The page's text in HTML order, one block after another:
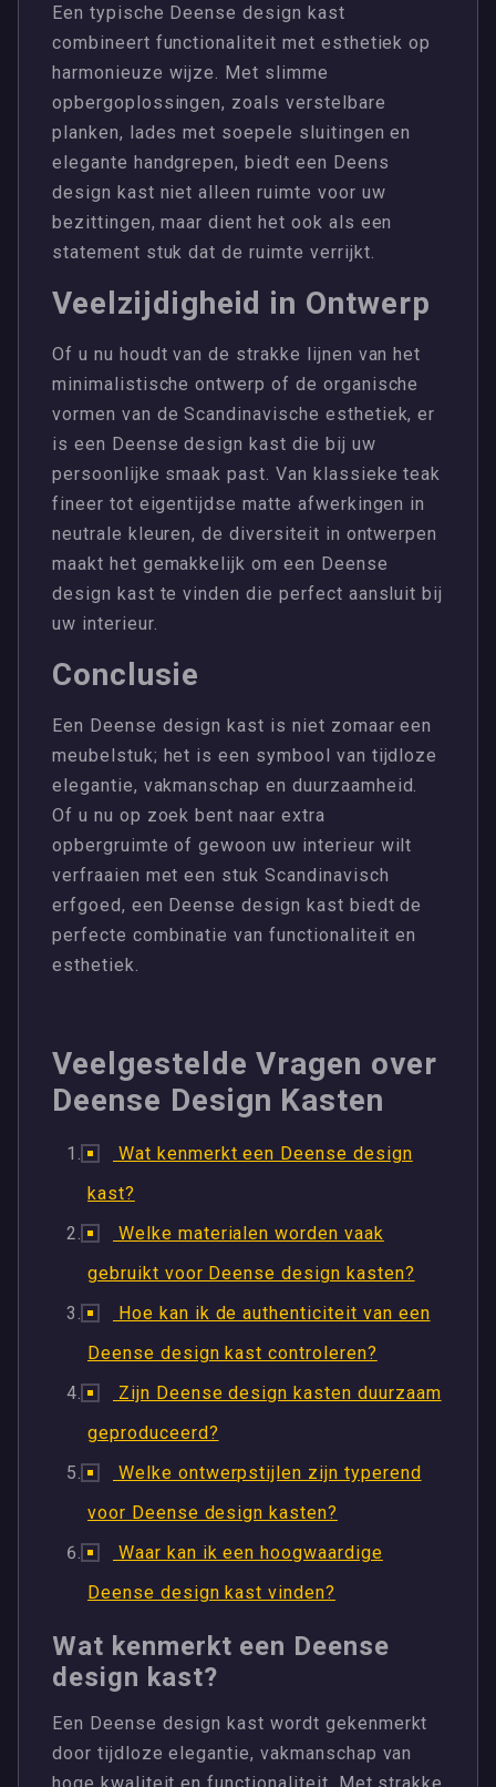
Een typische Deense design kast
combineert functionaliteit met esthetiek op
harmonieuze wijze. Met slimme
opbergoplossingen, zoals verstelbare
planken, lades met soepele sluitingen en
elegante handgrepen, biedt een Deens
design kast niet alleen ruimte voor uw
bezittingen, maar dient het ook als een
statement stuk dat de ruimte verrijkt.
Veelzijdigheid in Ontwerp
Of u nu houdt van de strakke lijnen van het
minimalistische ontwerp of de organische
vormen van de Scandinavische esthetiek, er
is een Deense design kast die bij uw
persoonlijke smaak past. Van klassieke teak
fineer tot eigentijdse matte afwerkingen in
neutrale kleuren, de diversiteit in ontwerpen
maakt het gemakkelijk om een Deense
design kast te vinden die perfect aansluit bij
uw interieur.
Conclusie
Een Deense design kast is niet zomaar een
meubelstuk; het is een symbool van tijdloze
elegantie, vakmanschap en duurzaamheid.
Of u nu op zoek bent naar extra
opbergruimte of gewoon uw interieur wilt
verfraaien met een stuk Scandinavisch
erfgoed, een Deense design kast biedt de
perfecte combinatie van functionaliteit en
esthetiek.
Veelgestelde Vragen over
Deense Design Kasten
Wat kenmerkt een Deense design
kast?
Welke materialen worden vaak
gebruikt voor Deense design kasten?
Hoe kan ik de authenticiteit van een
Deense design kast controleren?
Zijn Deense design kasten duurzaam
geproduceerd?
Welke ontwerpstijlen zijn typerend
voor Deense design kasten?
Waar kan ik een hoogwaardige
Deense design kast vinden?
Wat kenmerkt een Deense
design kast?
Een Deense design kast wordt gekenmerkt
door tijdloze elegantie, vakmanschap van
hoge kwaliteit en functionaliteit. Met strakke